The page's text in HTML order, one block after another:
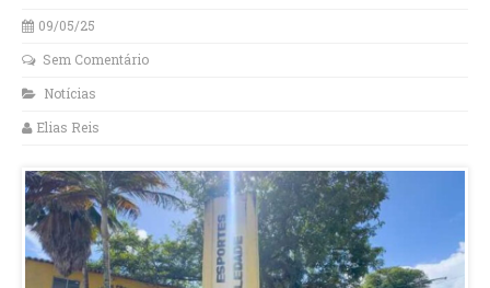
09/05/25
Sem Comentário
Notícias
Elias Reis